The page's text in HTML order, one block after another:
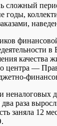
сложный
качества
центра —
раза
заняла